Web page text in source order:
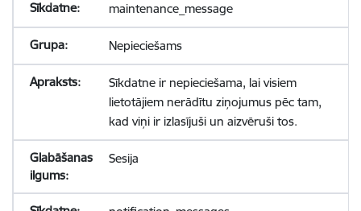
maintenance_message
Nepieciešams
Sīkdatne ir nepieciešama, lai visiem
lietotājiem nerādītu ziņojumus pēc tam,
kad viņi ir izlasījuši un aizvēruši tos.
Sesija